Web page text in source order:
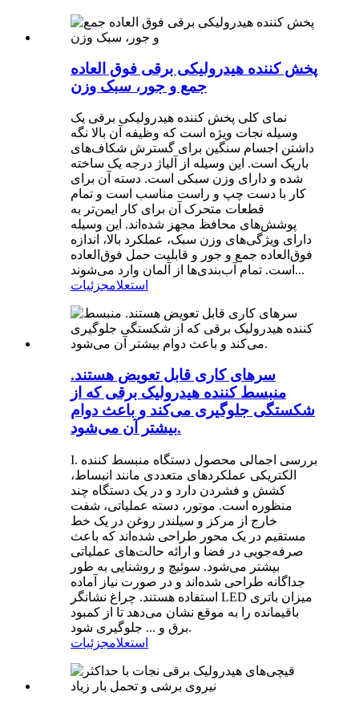
پخش کننده هیدرولیکی برقی فوق العاده
جمع و جور، سبک وزن
نمای کلی پخش کننده هیدرولیکی برقی یک
وسیله نجات ویژه است که وظیفه آن بالا نگه
داشتن اجسام سنگین برای گسترش شکاف‌های
باریک است. این وسیله از آلیاژ درجه یک ساخته
شده و دارای وزن سبکی است. دسته آن برای
کار با دست چپ و راست مناسب است و تمام
قطعات متحرک آن برای کار ایمن‌تر به
پوشش‌های محافظ مجهز شده‌اند. این وسیله
دارای ویژگی‌های وزن سبک، عملکرد بالا، اندازه
فوق‌العاده جمع و جور و قابلیت حمل فوق‌العاده
است. تمام آب‌بندی‌ها از آلمان وارد می‌شوند...
استعلامجزئیات
سرهای کاری قابل تعویض هستند.
منبسط کننده هیدرولیک برقی که از
شکستگی جلوگیری می‌کند و باعث دوام
بیشتر آن می‌شود.
I. بررسی اجمالی محصول دستگاه منبسط کننده
الکتریکی عملکردهای متعددی مانند انبساط،
کشش و فشردن دارد و در یک دستگاه چند
منظوره است. موتور، دسته عملیاتی، شفت
خارج از مرکز و سیلندر روغن در یک خط
مستقیم در یک محور طراحی شده‌اند که باعث
صرفه‌جویی در فضا و ارائه حالت‌های عملیاتی
بیشتر می‌شود. سوئیچ و روشنایی به طور
جداگانه طراحی شده‌اند و در صورت نیاز آماده
استفاده هستند. چراغ نشانگر LED میزان باتری
باقیمانده را به موقع نشان می‌دهد تا از کمبود
برق و ... جلوگیری شود.
استعلامجزئیات